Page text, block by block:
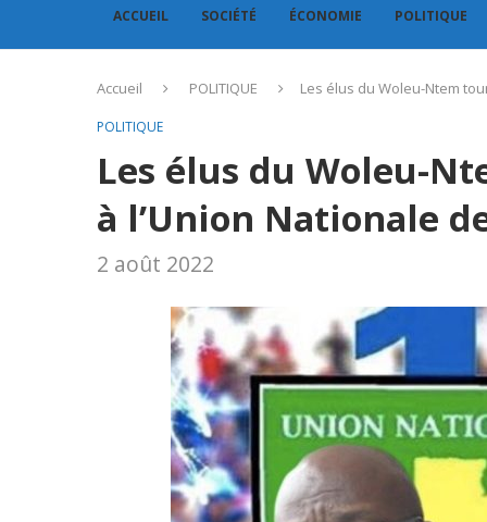
ACCUEIL SOCIÉTÉ ÉCONOMIE POLITIQUE
Accueil POLITIQUE Les élus du Woleu-Ntem
POLITIQUE
Les élus du Woleu-
à l’Union Nationale
2 août 2022